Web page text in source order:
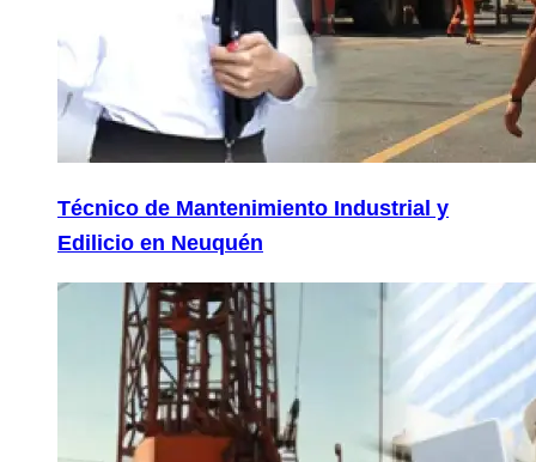
Técnico de Mantenimiento Industrial y
Edilicio en Neuquén